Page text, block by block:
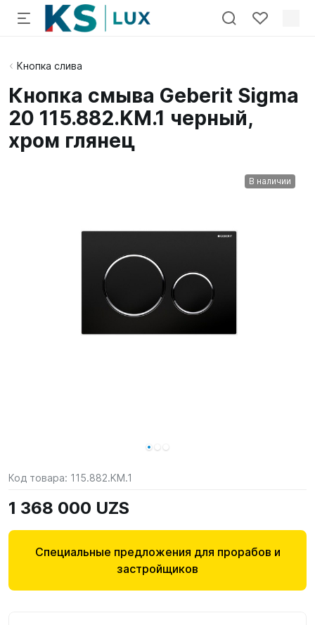
Кнопка слива
Кнопка смыва Geberit Sigma
20 115.882.KM.1 черный,
хром глянец
В наличии
Код товара: 115.882.KM.1
1 368 000 UZS
Специальные предложения для прорабов и
застройщиков